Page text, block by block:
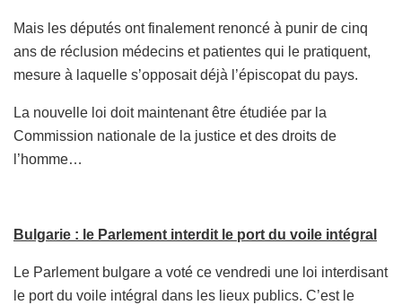
Mais les députés ont finalement renoncé à punir de cinq
ans de réclusion médecins et patientes qui le pratiquent,
mesure à laquelle s’opposait déjà l’épiscopat du pays.
La nouvelle loi doit maintenant être étudiée par la
Commission nationale de la justice et des droits de
l’homme…
Bulgarie : le Parlement interdit le port du voile intégral
Le Parlement bulgare a voté ce vendredi une loi interdisant
le port du voile intégral dans les lieux publics. C’est le